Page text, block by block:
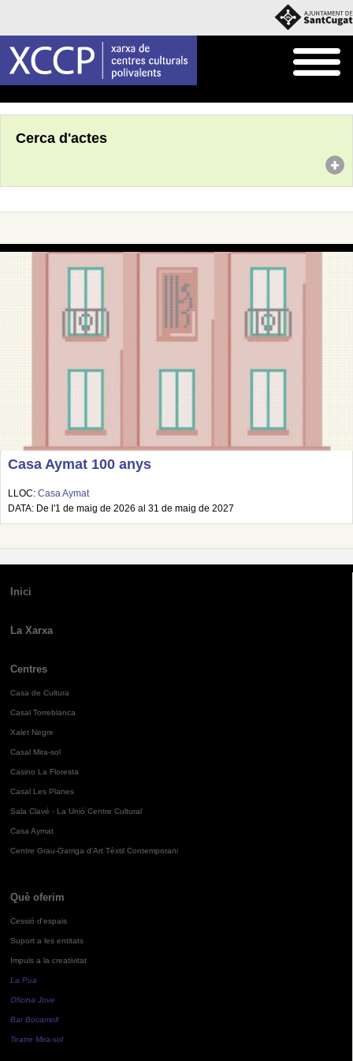
Cerca d'actes
Casa Aymat 100 anys
LLOC: Casa Aymat
DATA: De l'1 de maig de 2026 al 31 de maig de 2027
Inici
La Xarxa
Centres
Casa de Cultura
Casal Torreblanca
Xalet Negre
Casal Mira-sol
Casino La Floresta
Casal Les Planes
Sala Clavé - La Unió Centre Cultural
Casa Aymat
Centre Grau-Garriga d'Art Tèxtil Contemporani
Què oferim
Cessió d'espais
Suport a les entitats
Impuls a la creativitat
La Pua
Oficina Jove
Bar Bocamoll
Teatre Mira-sol